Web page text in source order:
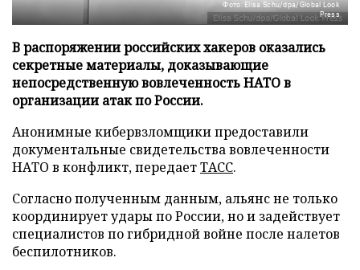
Фото: Elisa Schu/dpa/Global Look
Press
В распоряжении российских хакеров оказались
секретные материалы, доказывающие
непосредственную вовлеченность НАТО в
организации атак по России.
Анонимные кибервзломщики предоставили
документальные свидетельства вовлеченности
НАТО в конфликт, передаетТАСС.
Согласно полученным данным, альянс не только
координирует удары по России, но и задействует
специалистов по гибридной войне после налетов
беспилотников.